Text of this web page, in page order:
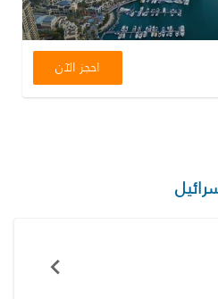
احجز الآن